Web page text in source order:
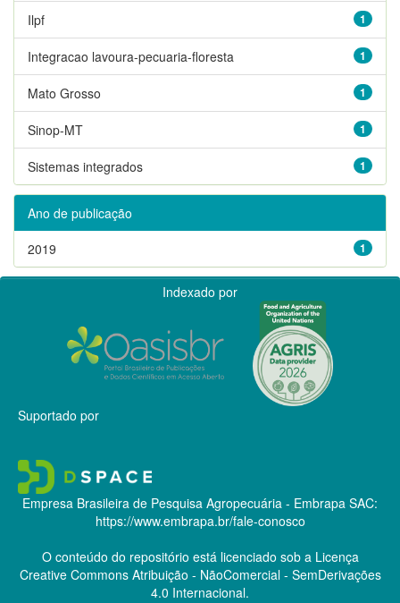
1
Ilpf
1
Integracao lavoura-pecuaria-floresta
1
Mato Grosso
1
Sinop-MT
1
Sistemas integrados
Ano de publicação
1
2019
Indexado por
Suportado por
Empresa Brasileira de Pesquisa Agropecuária - Embrapa SAC:
https://www.embrapa.br/fale-conosco
O conteúdo do repositório está licenciado sob a Licença
Creative CommonsAtribuição - NãoComercial - SemDerivações
4.0 Internacional.